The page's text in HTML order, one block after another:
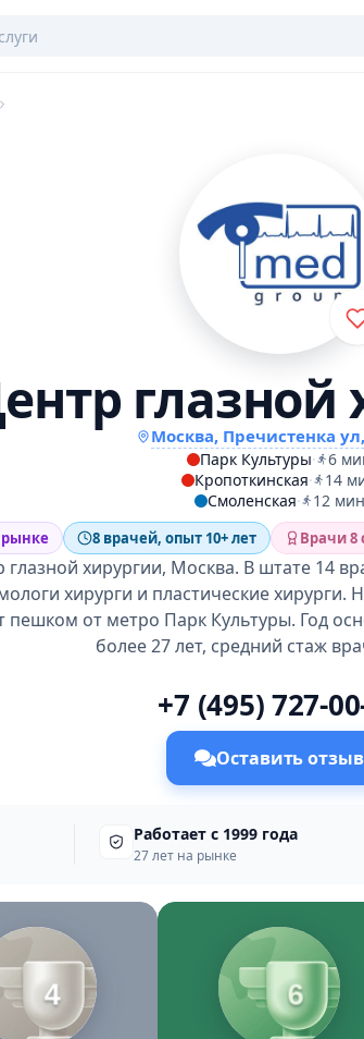
глазной
Москва, Пречистенка
Парк Культуры·
6
Кропоткинская·
14
Смоленская· 12 мин
рынке 8 врачей, опыт 10+ лет Врачи 8
глазной хирургии, Москва. В штате 14
хирурги и пластические хирурги.
пешком от метро Парк Культуры. Год
более 27 лет, средний стаж
+7 (495) 727-
Оставить отзыв
Работает с 1999 года
27 лет на рынке
4 6